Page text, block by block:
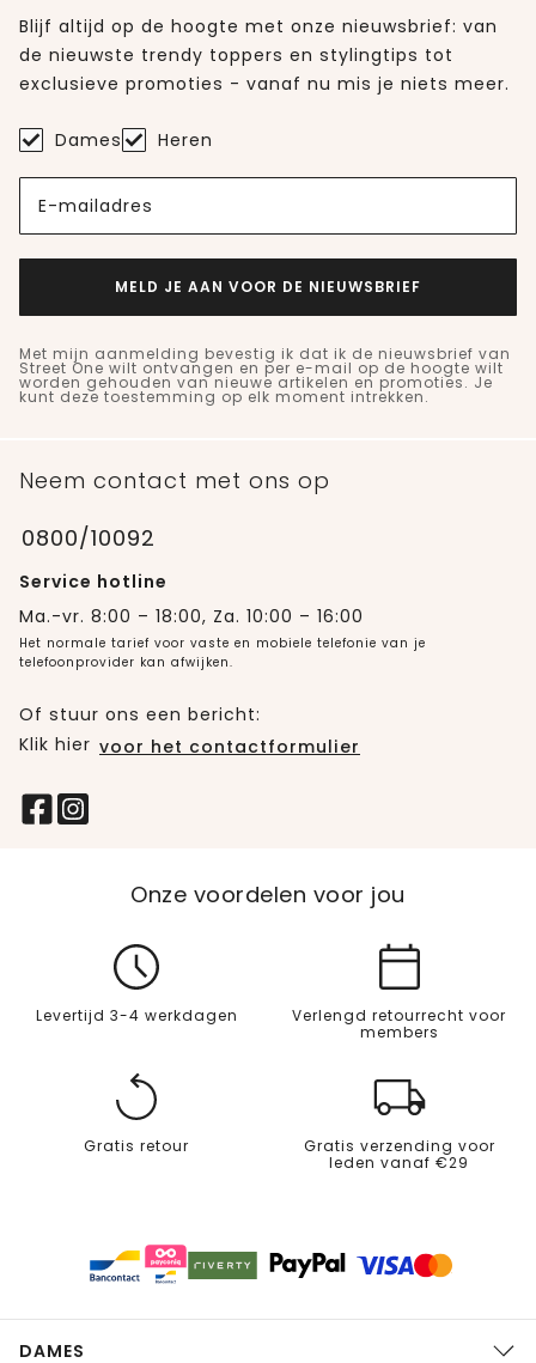
Blijf altijd op de hoogte met onze nieuwsbrief: van
de nieuwste trendy toppers en stylingtips tot
exclusieve promoties - vanaf nu mis je niets meer.
Dames Heren
E-mailadres
MELD JE AAN VOOR DE NIEUWSBRIEF
Met mijn aanmelding bevestig ik dat ik de nieuwsbrief van
Street One wilt ontvangen en per e-mail op de hoogte wilt
worden gehouden van nieuwe artikelen en promoties. Je
kunt deze toestemming op elk moment intrekken.
Neem contact met ons op
0800/10092
Service hotline
Ma.-vr. 8:00 – 18:00, Za. 10:00 – 16:00
Het normale tarief voor vaste en mobiele telefonie van je
telefoonprovider kan afwijken.
Of stuur ons een bericht:
Klik hier voor het contactformulier
Onze voordelen voor jou
Levertijd 3-4 werkdagen
Verlengd retourrecht voor
members
Gratis retour
Gratis verzending voor
leden vanaf €29
DAMES